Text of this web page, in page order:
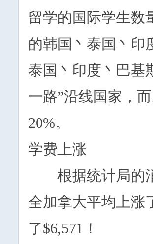
留学的国际学生数
的韩国丶泰国丶印
泰国丶印度丶巴基
一路”沿线国家，
20%。
学费上涨
根据统计局的消
全加拿大平均上涨
了$6,571！